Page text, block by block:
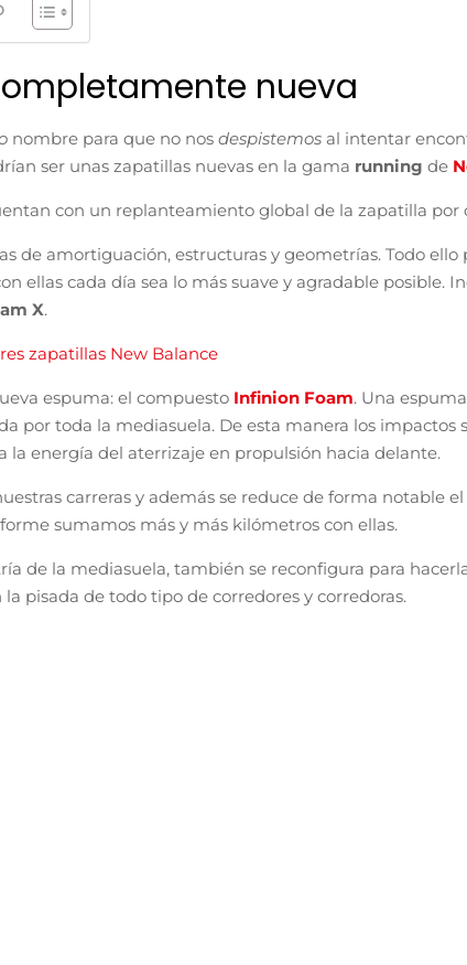
nueva
nombre para que no nos despistemos al intentar
ser unas zapatillas nuevas en la gama running de
con un replanteamiento global de la zapatilla por
de amortiguación, estructuras y geometrías. Todo ello
ellas cada día sea lo más suave y agradable posible.
X.
zapatillas New Balance
espuma: el compuesto Infinion Foam. Una
por toda la mediasuela. De esta manera los impactos
la energía del aterrizaje en propulsión hacia delante.
carreras y además se reduce de forma notable
sumamos más y más kilómetros con ellas.
de la mediasuela, también se reconfigura para
pisada de todo tipo de corredores y corredoras.